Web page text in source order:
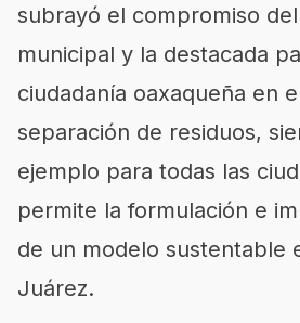
subrayó el compromiso
municipal y la destacada
ciudadanía oaxaqueña en
separación de residuos,
ejemplo para todas las
permite la formulación e
de un modelo sustentable
Juárez.